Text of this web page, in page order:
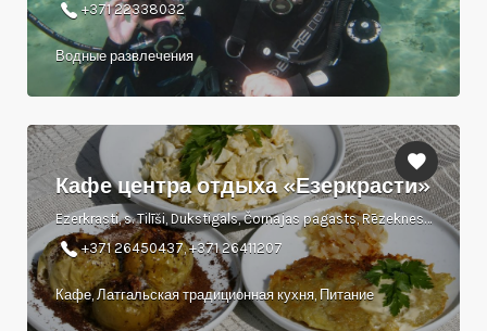
+371 22338032
Водные развлечения
Кафе центра отдыха «Езеркрасти»
Ezerkrasti, s. Tilīši, Dukstigals, Čornajas pagasts, Rēzeknes novads. LV - 4617
+371 26450437, +371 26411207
Кафе, Латгальская традиционная кухня, Питание